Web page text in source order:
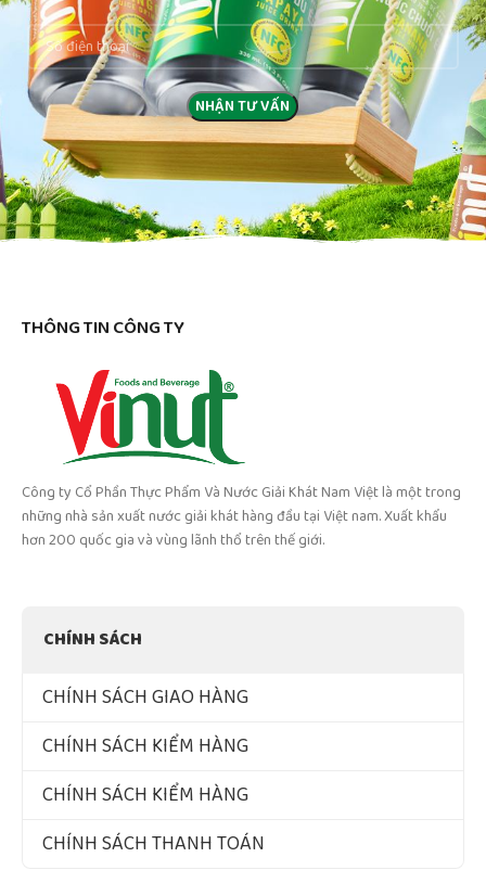
THÔNG TIN CÔNG TY
Công ty Cổ Phần Thực Phẩm Và Nước Giải Khát Nam Việt là một trong
những nhà sản xuất nước giải khát hàng đầu tại Việt nam. Xuất khẩu
hơn 200 quốc gia và vùng lãnh thổ trên thế giới.
CHÍNH SÁCH
CHÍNH SÁCH GIAO HÀNG
CHÍNH SÁCH KIỂM HÀNG
CHÍNH SÁCH KIỂM HÀNG
CHÍNH SÁCH THANH TOÁN